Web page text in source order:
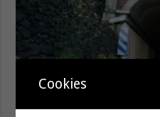
Cookies